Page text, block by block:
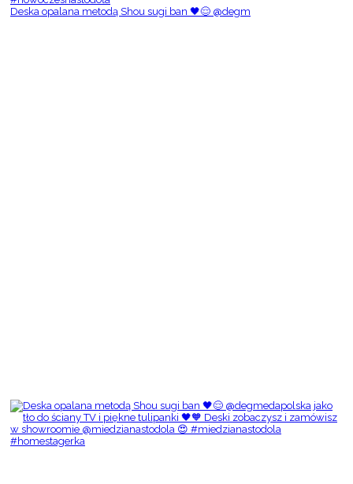
Deska opalana metodą Shou sugi ban 🖤😌 @degm